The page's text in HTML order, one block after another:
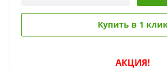
Купить в 1
АКЦИЯ!